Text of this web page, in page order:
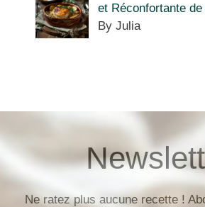
et Réconfortante
By Julia
Ne ratez plus aucune recette !